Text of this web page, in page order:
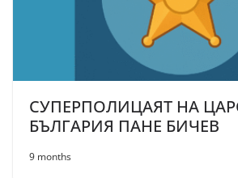
СУПЕРПОЛИЦАЯТ НА
БЪЛГАРИЯ ПАНЕ БИЧЕВ
9 months